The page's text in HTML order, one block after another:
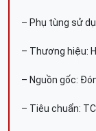
– Phụ tùng sử
– Thương hiệu:
– Nguồn gốc:
– Tiêu chuẩn: